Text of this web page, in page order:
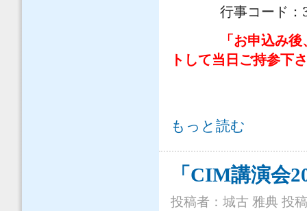
行事コード：
「お申込み
トして当日ご持参下
「CIM講演会2015（名古屋）」の開
もっと読む
「CIM講演会
投稿者： 城古 雅典 投